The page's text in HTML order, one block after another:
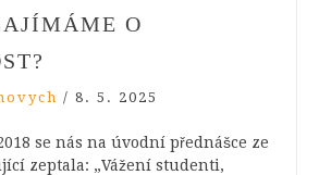
O
/ 8. 5. 2025
se nás na úvodní přednášce ze
zeptala: „Vážení studenti,